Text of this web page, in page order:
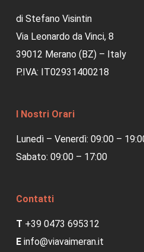
di Stefano Visintin
Via Leonardo da Vinci, 8
39012 Merano (BZ) – Italy
P.IVA: IT02931400218
I Nostri Orari
Lunedì – Venerdì: 09:00 –
Sabato: 09:00 – 17:00
Contatti
T +39 0473 695312
E info@viavaimeran.it